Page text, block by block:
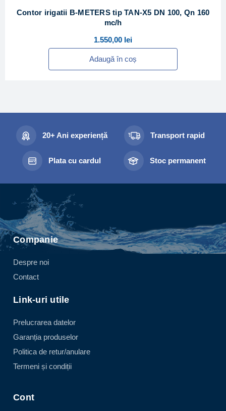
Contor irigatii B-METERS tip TAN-X5 DN 100, Qn 160
mc/h
1.550,00 lei
Adaugă în coș
20+ Ani experiență Transport rapid
Plata cu cardul Stoc permanent
Companie
Despre noi
Contact
Link-uri utile
Prelucrarea datelor
Garanția produselor
Politica de retur/anulare
Termeni și condiții
Cont